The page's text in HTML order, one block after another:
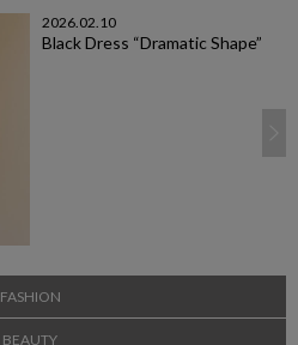
2026.02.10
Black Dress “Dramatic Shape”
FASHION
BEAUTY